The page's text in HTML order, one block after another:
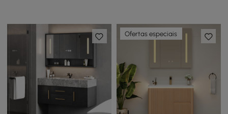
Ofertas especiais